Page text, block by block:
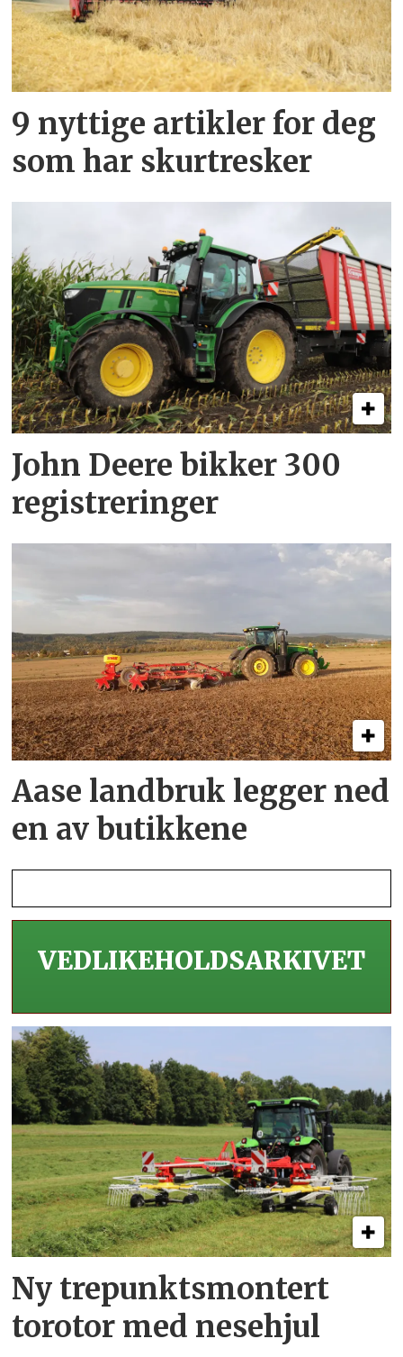
9 nyttige artikler for deg
som har skurtresker
John Deere bikker 300
registreringer
Aase landbruk legger ned
en av butikkene
VEDLIKEHOLDS­ARKIVET
Ny trepunkts­montert
torotor med nesehjul